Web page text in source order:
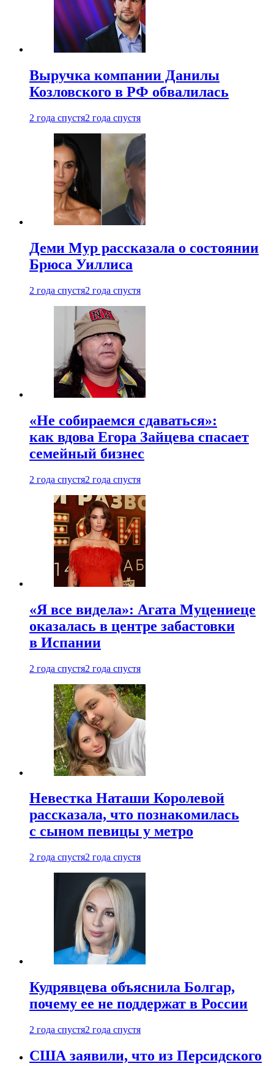
Выручка компании Данилы
Козловского в РФ обвалилась
2 года спустя2 года спустя
Деми Мур рассказала о состоянии
Брюса Уиллиса
2 года спустя2 года спустя
«Не собираемся сдаваться»:
как вдова Егора Зайцева спасает
семейный бизнес
2 года спустя2 года спустя
«Я все видела»: Агата Муцениеце
оказалась в центре забастовки
в Испании
2 года спустя2 года спустя
Невестка Наташи Королевой
рассказала, что познакомилась
с сыном певицы у метро
2 года спустя2 года спустя
Кудрявцева объяснила Болгар,
почему ее не поддержат в России
2 года спустя2 года спустя
США заявили, что из Персидского